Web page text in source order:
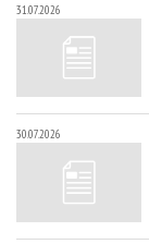
31.07.2026
30.07.2026